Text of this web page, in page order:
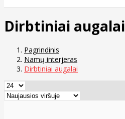
Dirbtiniai augalai
Pagrindinis
Namų interjeras
Dirbtiniai augalai